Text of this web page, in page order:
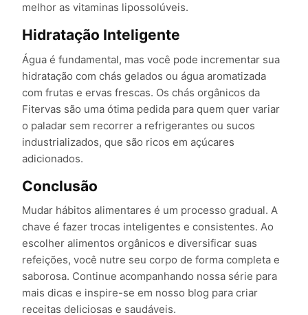
melhor as vitaminas lipossolúveis.
Hidratação Inteligente
Água é fundamental, mas você pode incrementar sua
hidratação com chás gelados ou água aromatizada
com frutas e ervas frescas. Os chás orgânicos da
Fitervas são uma ótima pedida para quem quer variar
o paladar sem recorrer a refrigerantes ou sucos
industrializados, que são ricos em açúcares
adicionados.
Conclusão
Mudar hábitos alimentares é um processo gradual. A
chave é fazer trocas inteligentes e consistentes. Ao
escolher alimentos orgânicos e diversificar suas
refeições, você nutre seu corpo de forma completa e
saborosa. Continue acompanhando nossa série para
mais dicas e inspire-se em nosso blog para criar
receitas deliciosas e saudáveis.